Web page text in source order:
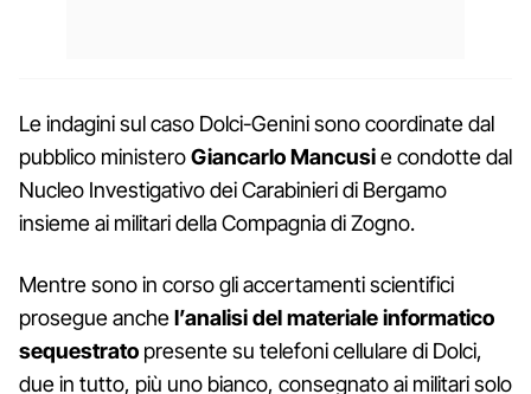
Le indagini sul caso Dolci-Genini sono coordinate dal
pubblico ministeroGiancarlo Mancusie condotte dal
Nucleo Investigativo dei Carabinieri di Bergamo
insieme ai militari della Compagnia di Zogno.
Mentre sono in corso gli accertamenti scientifici
prosegue anchel’analisi del materiale informatico
sequestrato presente su telefoni cellulare di Dolci,
due in tutto, più uno bianco, consegnato ai militari solo